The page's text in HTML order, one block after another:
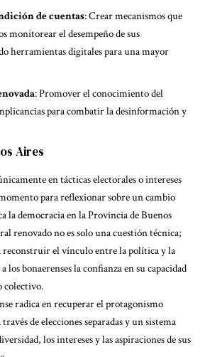
de cuentas: Crear mecanismos que
monitorear el desempeño de sus
herramientas digitales para una mayor
: Promover el conocimiento del
para combatir la desinformación y
Aires
en tácticas electorales o intereses
para reflexionar sobre un cambio
la democracia en la Provincia de Buenos
renovado no es solo una cuestión técnica;
reconstruir el vínculo entre la política y la
los bonaerenses la confianza en su capacidad
colectivo.
radica en recuperar el protagonismo
de elecciones separadas y un sistema
los intereses y las aspiraciones de sus